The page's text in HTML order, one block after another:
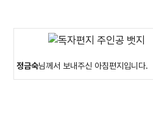
정금숙님께서 보내주신 아침편지입니다.